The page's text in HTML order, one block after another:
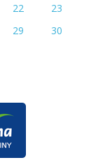
22
23
29
30